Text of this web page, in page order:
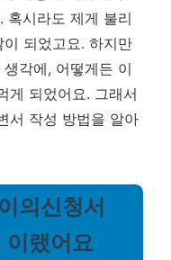
혹시라도 제게 불리
되었고요. 하지만
각에, 어떻게든 이
게 되었어요. 그래서
서 작성 방법을 알아
의신청서
이랬어요